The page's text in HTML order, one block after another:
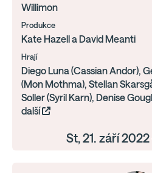
Willimon
Produkce
Kate Hazell a David Meanti
Hrají
Diego Luna (Cassian Andor),
(Mon Mothma), Stellan
Soller (Syril Karn), Denise
další
St, 21. září